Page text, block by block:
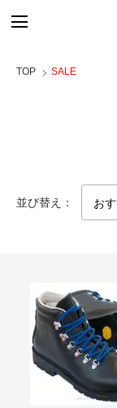
TOP SALE
並び替え：